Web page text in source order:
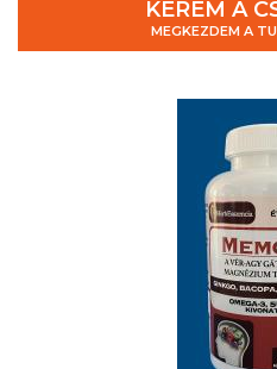
KÉREM A
MEGKEZDEM A